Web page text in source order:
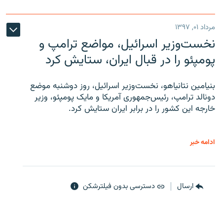
مرداد ۰۱, ۱۳۹۷
نخست‌وزیر اسرائیل، مواضع ترامپ و
پومپئو را در قبال ایران، ستایش کرد
بنیامین نتانیاهو، نخست‌وزیر اسرائیل، روز دوشنبه موضع
دونالد ترامپ، رئیس‌جمهوری آمریکا و مایک پومپئو، وزیر
خارجه این کشور را در برابر ایران ستایش کرد.
ادامه خبر
ارسال دسترسی بدون فیلترشکن